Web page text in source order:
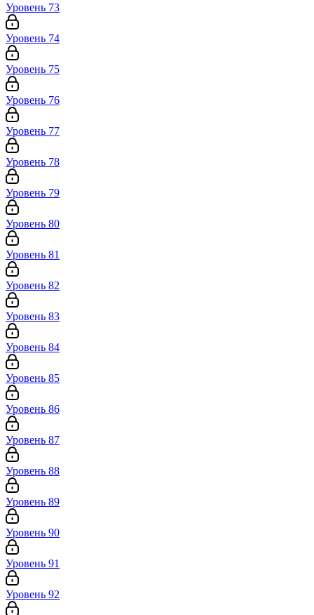
Уровень 73
Уровень 74
Уровень 75
Уровень 76
Уровень 77
Уровень 78
Уровень 79
Уровень 80
Уровень 81
Уровень 82
Уровень 83
Уровень 84
Уровень 85
Уровень 86
Уровень 87
Уровень 88
Уровень 89
Уровень 90
Уровень 91
Уровень 92